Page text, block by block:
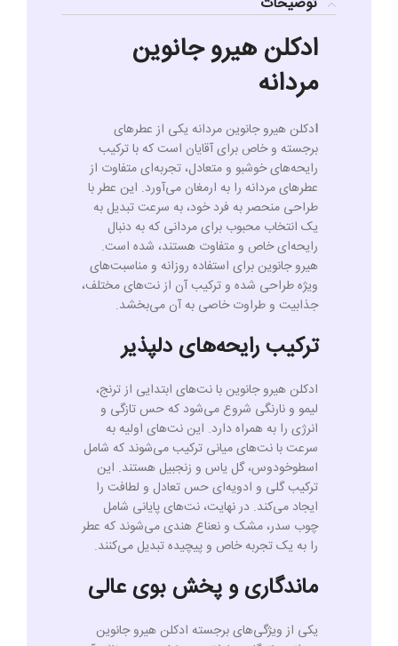
ادکلن هیرو جانوین
مردانه
ادکلن هیرو جانوین مردانه یکی از عطرهای
برجسته و خاص برای آقایان است که با ترکیب
رایحه‌های خوشبو و متعادل، تجربه‌ای متفاوت از
عطرهای مردانه را به ارمغان می‌آورد. این عطر با
طراحی منحصر به فرد خود، به سرعت تبدیل به
یک انتخاب محبوب برای مردانی که به دنبال
رایحه‌ای خاص و متفاوت هستند، شده است.
هیرو جانوین برای استفاده روزانه و مناسبت‌های
ویژه طراحی شده و ترکیب آن از نت‌های مختلف،
جذابیت و طراوت خاصی به آن می‌بخشد.
ترکیب رایحه‌های دلپذیر
ادکلن هیرو جانوین با نت‌های ابتدایی از ترنج،
لیمو و نارنگی شروع می‌شود که حس تازگی و
انرژی را به همراه دارد. این نت‌های اولیه به
سرعت با نت‌های میانی ترکیب می‌شوند که شامل
اسطوخودوس، گل یاس و زنجبیل هستند. این
ترکیب گلی و ادویه‌ای حس تعادل و لطافت را
ایجاد می‌کند. در نهایت، نت‌های پایانی شامل
چوب سدر، مشک و نعناع هندی می‌شوند که عطر
را به یک تجربه خاص و پیچیده تبدیل می‌کنند.
ماندگاری و پخش بوی عالی
یکی از ویژگی‌های برجسته ادکلن هیرو جانوین